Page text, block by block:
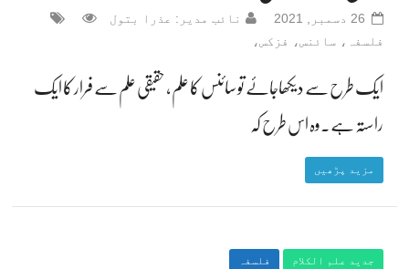
26 دسمبر, 2021
نائب مدیر: عذرا بتول
فلسفہ، سائنس، فزکس،
ایک طرح سے دیکھاجائے تو سائنس کا علم ، حقیقی علم سے فرار کا ایک
راستہ ہے۔وہ اس طرح کہ
مزید پڑھیں
جدید علم الکلام فلسفہ